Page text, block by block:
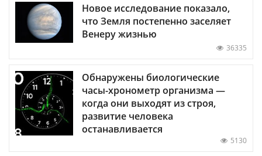
Новое исследование показало,
что Земля постепенно заселяет
Венеру жизнью
36335
Обнаружены биологические
часы-хронометр организма —
когда они выходят из строя,
развитие человека
останавливается
5130